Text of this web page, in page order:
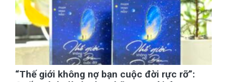
“Thế giới không nợ bạn cuộc đời rực rỡ”: